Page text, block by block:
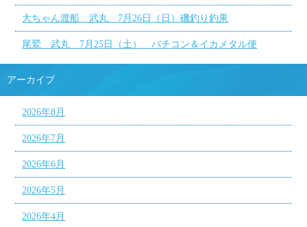
大ちゃん渡船 武丸 7月26日（日）磯釣り釣果
尾鷲 武丸 7月25日（土） バチコン＆イカメタル便
アーカイブ
2026年8月
2026年7月
2026年6月
2026年5月
2026年4月